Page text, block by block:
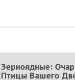
Зерноядные:
Птицы Вашего